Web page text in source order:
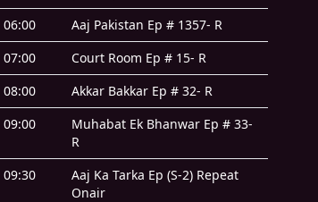
06:00
Aaj Pakistan Ep # 1357- R
07:00
Court Room Ep # 15- R
08:00
Akkar Bakkar Ep # 32- R
09:00
Muhabat Ek Bhanwar Ep # 33-
R
09:30
Aaj Ka Tarka Ep (S-2) Repeat
Onair